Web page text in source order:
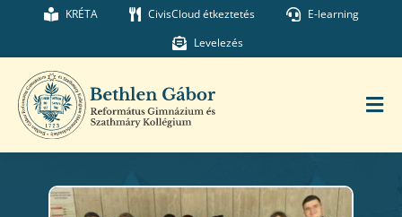
Kihagyás KRÉTA CivisCloud étkeztetés
E-learning
Levelezés